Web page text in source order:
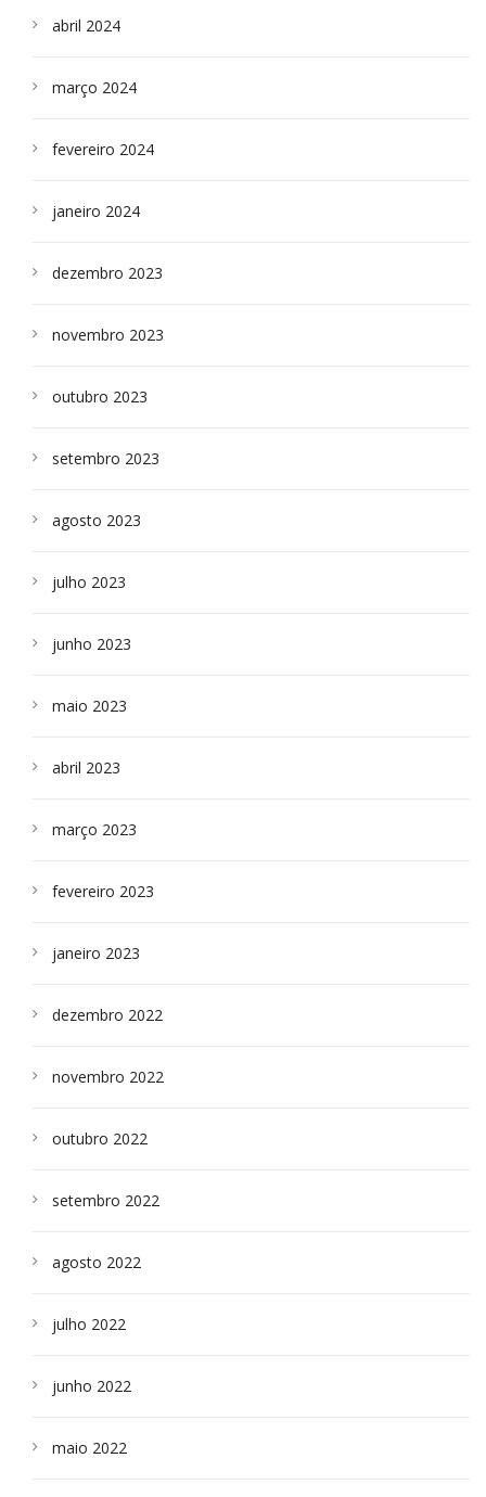
abril 2024
março 2024
fevereiro 2024
janeiro 2024
dezembro 2023
novembro 2023
outubro 2023
setembro 2023
agosto 2023
julho 2023
junho 2023
maio 2023
abril 2023
março 2023
fevereiro 2023
janeiro 2023
dezembro 2022
novembro 2022
outubro 2022
setembro 2022
agosto 2022
julho 2022
junho 2022
maio 2022